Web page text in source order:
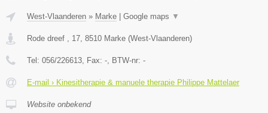
West-Vlaanderen » Marke | Google maps ▼
Rode dreef , 17 8510 Marke (West-Vlaanderen)
Tel: 056/226613 , Fax: - , BTW-nr: -
E-mail › Kinesitherapie & manuele therapie Philippe Mattelaer
Website onbekend